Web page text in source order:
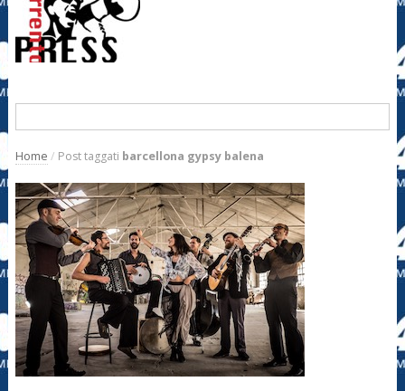
Home / Post taggati barcellona gypsy balena